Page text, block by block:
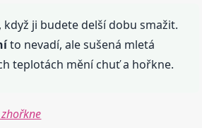
ji budete delší dobu smažit.
to nevadí, ale sušená mletá
teplotách mění chuť a hořkne.